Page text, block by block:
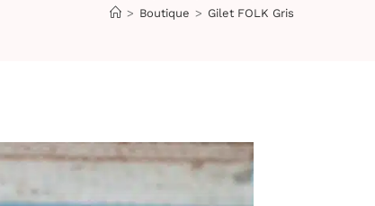
> Boutique > Gilet FOLK Gris